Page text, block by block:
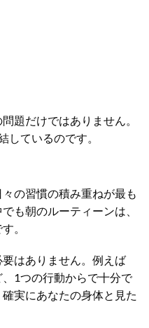
題だけではありません。
しているのです。
の習慣の積み重ねが最も
も朝のルーティーンは、
。
はありません。例えば
、1つの行動からで十分で
実にあなたの身体と見た